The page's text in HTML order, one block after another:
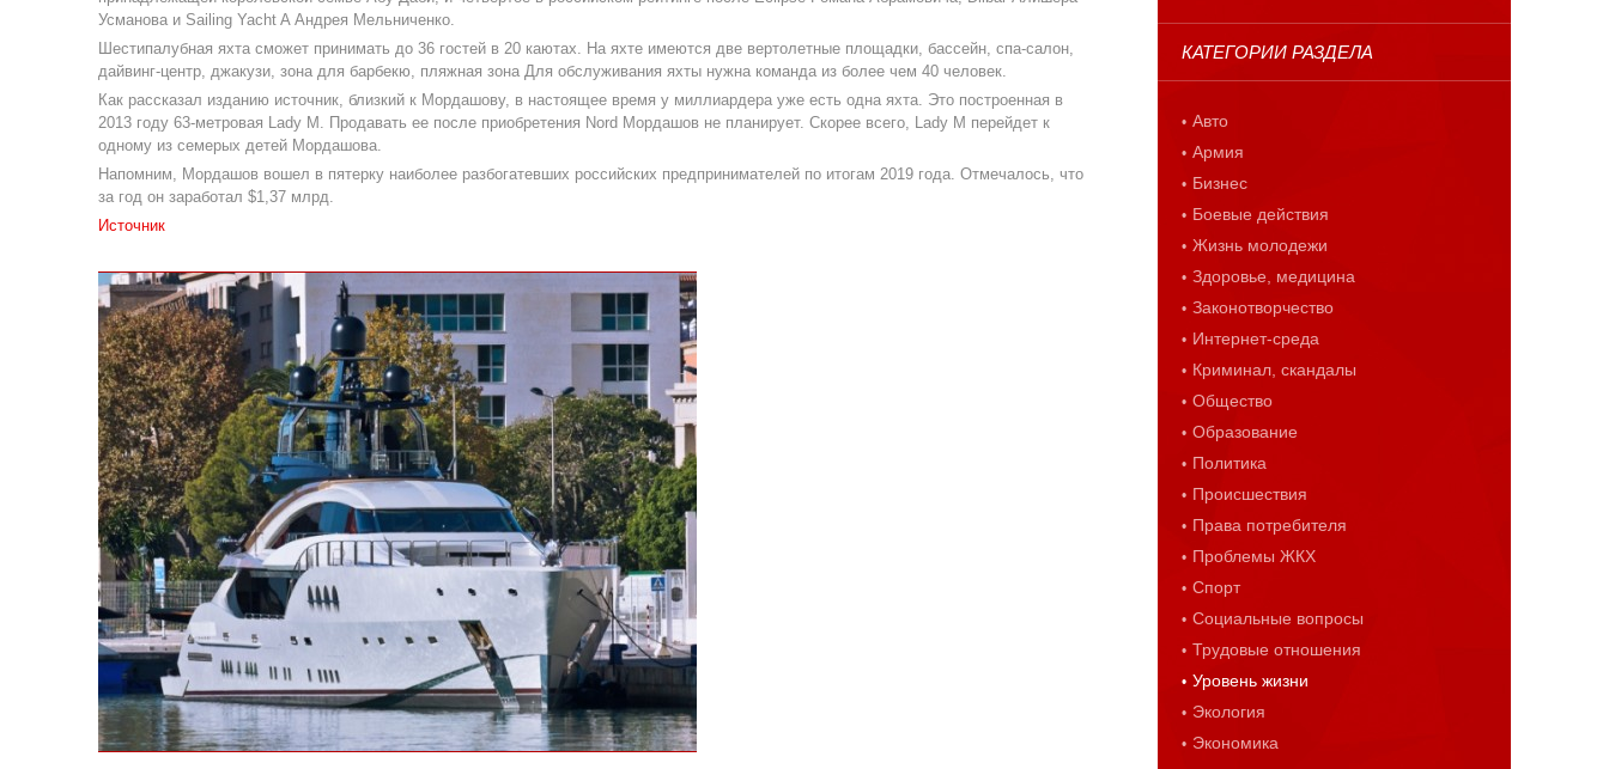
Усманова и Sailing Yacht A Андрея Мельниченко.
Шестипалубная яхта сможет принимать до 36 гостей в 20 каютах. На яхте имеются две вертолетные площадки, бассейн, спа-салон,
дайвинг-центр, джакузи, зона для барбекю, пляжная зона Для обслуживания яхты нужна команда из более чем 40 человек.
Как рассказал изданию источник, близкий к Мордашову, в настоящее время у миллиардера уже есть одна яхта. Это построенная в
2013 году 63-метровая Lady M. Продавать ее после приобретения Nord Мордашов не планирует. Скорее всего, Lady M перейдет к
одному из семерых детей Мордашова.
Напомним, Мордашов вошел в пятерку наиболее разбогатевших российских предпринимателей по итогам 2019 года. Отмечалось, что
за год он заработал $1,37 млрд.
Источник
КАТЕГОРИИ РАЗДЕЛА
Авто
Армия
Бизнес
Боевые действия
Жизнь молодежи
Здоровье, медицина
Законотворчество
Интернет-среда
Криминал, скандалы
Общество
Образование
Политика
Происшествия
Права потребителя
Проблемы ЖКХ
Спорт
Социальные вопросы
Трудовые отношения
Уровень жизни
Экология
Экономика